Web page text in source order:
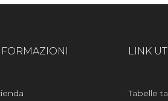
LINK
Tabelle